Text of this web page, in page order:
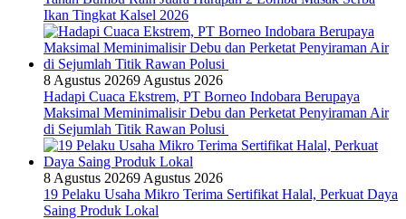
Ikan Tingkat Kalsel 2026
8 Agustus 20269 Agustus 2026
Hadapi Cuaca Ekstrem, PT Borneo Indobara Berupaya
Maksimal Meminimalisir Debu dan Perketat Penyiraman Air
di Sejumlah Titik Rawan Polusi
8 Agustus 20269 Agustus 2026
19 Pelaku Usaha Mikro Terima Sertifikat Halal, Perkuat Daya
Saing Produk Lokal